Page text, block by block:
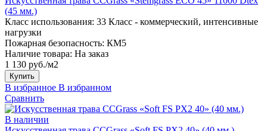
(45 мм.)
Класс использования: 33 Класс - коммерческий, интенсивные
нагрузки
Пожарная безопасность: КМ5
Наличие товара: На заказ
1 130 руб./м2
Купить
В избранное В избранном
Сравнить
В наличии